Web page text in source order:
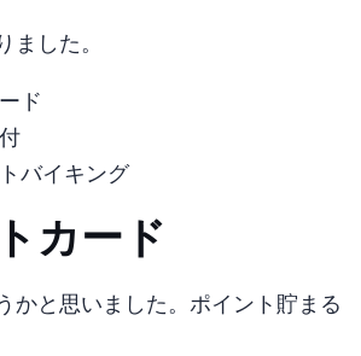
ました。
ド
バイキング
カード
かと思いました。ポイント貯まる